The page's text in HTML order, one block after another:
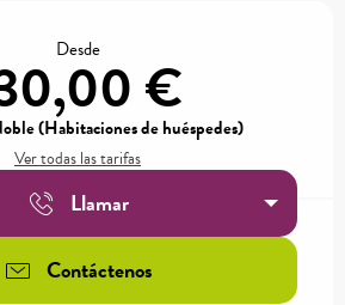
Desde €
(Habitaciones de huéspedes)
Ver todas las tarifas
Llamar
Contáctenos